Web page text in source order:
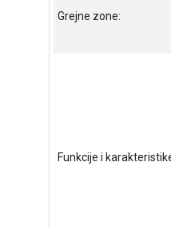
Grejne zone:
Funkcije i